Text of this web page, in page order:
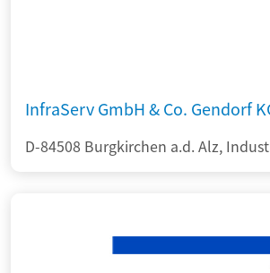
InfraServ GmbH & Co. Gendorf
D-84508 Burgkirchen a.d. Alz,